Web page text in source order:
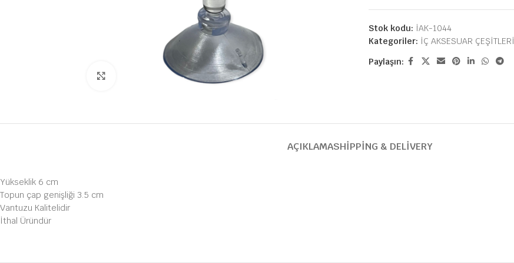
Büyütmek için tıklayın
Stok kodu: İAK-1044
Kategoriler: İÇ AKSESUAR ÇEŞİTLERİ
Paylaşın:
AÇIKLAMASHIPPING & DELIVERY
Yükseklik 6 cm
Topun çap genişliği 3.5 cm
Vantuzu Kalitelidir
İthal Üründür